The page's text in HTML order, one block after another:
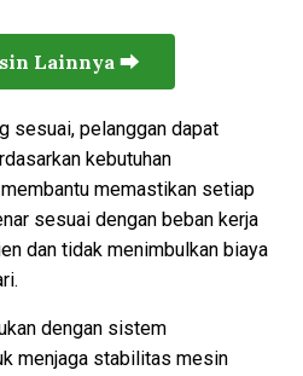
Lainnya ⮕
sesuai, pelanggan dapat
kebutuhan
memastikan setiap
sesuai dengan beban kerja
dan tidak menimbulkan biaya
dengan sistem
menjaga stabilitas mesin